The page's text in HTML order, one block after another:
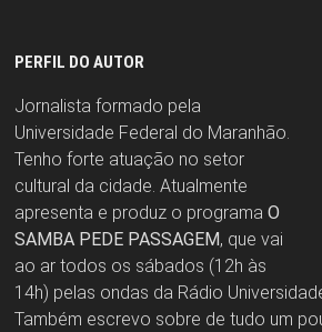
PERFIL DO AUTOR
Jornalista formado pela
Universidade Federal do Maranhão.
Tenho forte atuação no setor
cultural da cidade. Atualmente
apresenta e produz o programa O
SAMBA PEDE PASSAGEM, que vai
ao ar todos os sábados (12h às
14h) pelas ondas da Rádio
Também escrevo sobre de tudo um